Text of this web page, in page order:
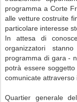
programma a Corte
alle vetture costruite
particolare interesse
In attesa di
organizzatori
programma di gara -
potrà essere
comunicate attraverso
Quartier generale